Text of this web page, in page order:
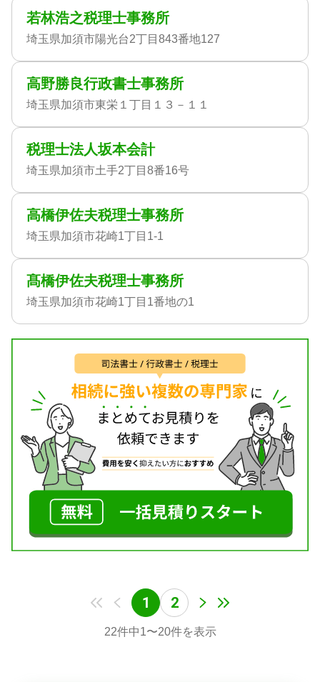
若林浩之税理士事務所
埼玉県加須市陽光台2丁目843番地127
高野勝良行政書士事務所
埼玉県加須市東栄１丁目１３－１１
税理士法人坂本会計
埼玉県加須市土手2丁目8番16号
高橋伊佐夫税理士事務所
埼玉県加須市花崎1丁目1-1
髙橋伊佐夫税理士事務所
埼玉県加須市花崎1丁目1番地の1
1 2
22件中1〜20件を表示